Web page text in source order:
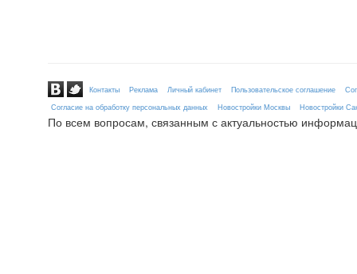
Контакты Реклама Личный кабинет Пользовательское соглашение
Согласие на обработку персональных данных
Новостройки Москвы Новостройки
По всем вопросам, связанным с актуальностью